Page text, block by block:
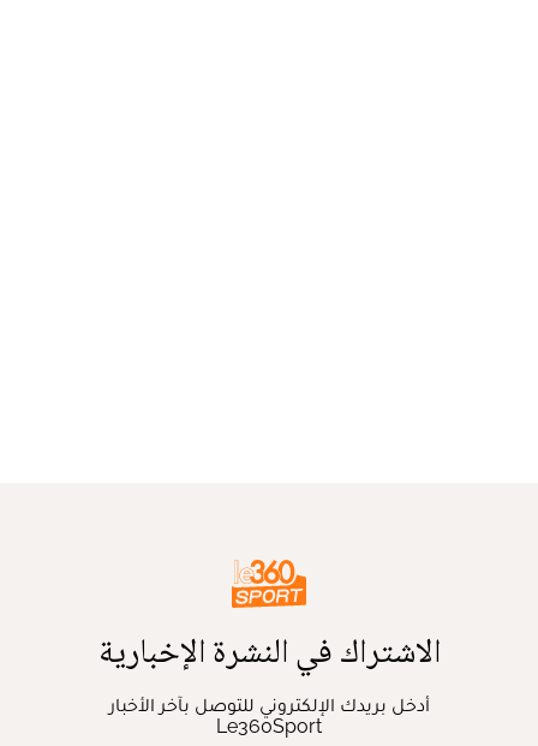
الاشتراك في النشرة الإخبارية
أدخل بريدك الإلكتروني للتوصل بآخر الأخبار
Le360Sport